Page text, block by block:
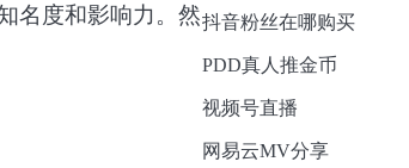
名度和影响力。然抖音粉丝在哪购买
PDD真人推金币
视频号直播
网易云MV分享